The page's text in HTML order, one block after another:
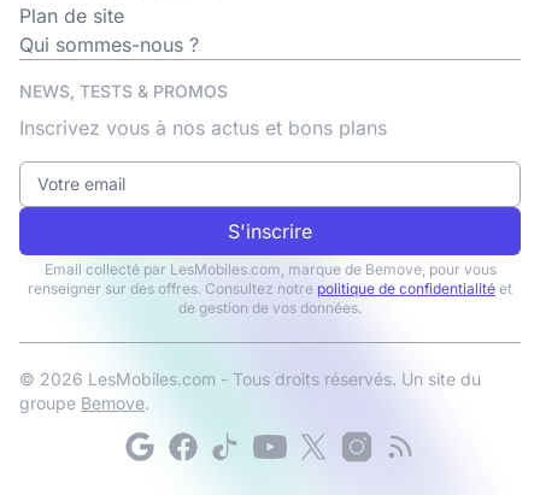
Plan de site
Qui sommes-nous ?
NEWS, TESTS & PROMOS
Inscrivez vous à nos actus et bons plans
S'inscrire
Email collecté par LesMobiles.com, marque de Bemove, pour vous
renseigner sur des offres. Consultez notre politique de confidentialité et
de gestion de vos données.
© 2026 LesMobiles.com - Tous droits réservés. Un site du
groupe Bemove.